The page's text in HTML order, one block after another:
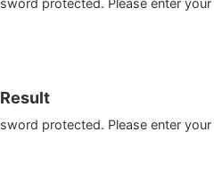
protected. Please enter